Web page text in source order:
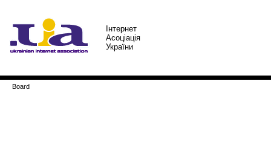
Iнтернет
Асоцiацiя
України
Board